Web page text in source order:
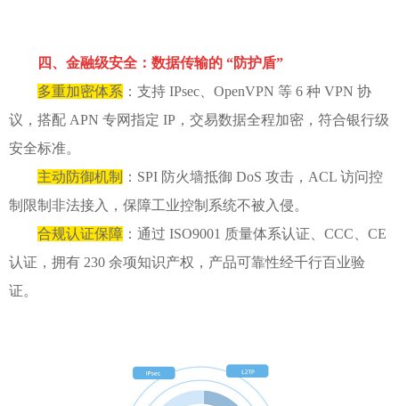
四、金融级安全：数据传输的 “防护盾”
多重加密体系 ：支持 IPsec、OpenVPN 等 6 种 VPN 协
议，搭配 APN 专网指定 IP，交易数据全程加密，符合银行级
安全标准。
主动防御机制
：SPI 防火墙抵御 DoS 攻击，ACL 访问控
制限制非法接入，保障工业控制系统不被入侵。
合规认证保障 ：通过 ISO9001 质量体系认证、CCC、CE
认证，拥有 230 余项知识产权，产品可靠性经千行百业验
证。